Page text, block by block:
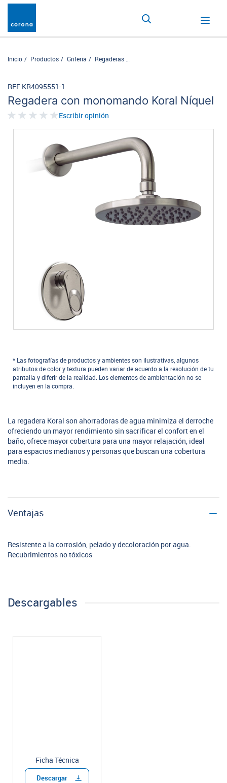
Inicio Productos Griferia Regaderas
Regadera con monomando Koral Níquel
REF KR4095551-1
Escribir opinión
* Las fotografías de productos y ambientes son ilustrativas, algunos
atributos de color y textura pueden variar de acuerdo a la resolución de tu
pantalla y diferir de la realidad. Los elementos de ambientación no se
incluyen en la compra.
La regadera Koral son ahorradoras de agua minimiza el derroche
ofreciendo un mayor rendimiento sin sacrificar el confort en el
baño, ofrece mayor cobertura para una mayor relajación, ideal
para espacios medianos y personas que buscan una cobertura
media.
Ventajas
Resistente a la corrosión, pelado y decoloración por agua.
Recubrimientos no tóxicos
Descargables
Ficha Técnica
Descargar